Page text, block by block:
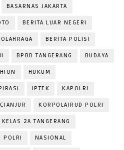
BASARNAS JAKARTA
BERITA LUAR NEGERI
BERITA POLISI
BPBD TANGERANG BUDAYA
HUKUM
IPTEK KAPOLRI
KORPOLAIRUD POLRI
KELAS 2A TANGERANG
POLRI NASIONAL